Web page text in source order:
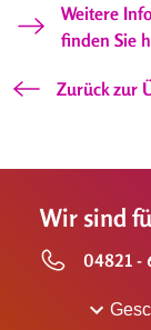
Weitere
finden Sie
Zurück zur
Wir sind
04821 -